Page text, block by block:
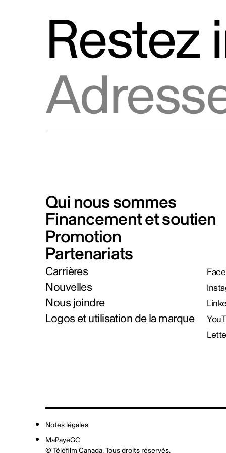
Restez
Qui nous sommes
Financement et soutien
Promotion
Partenariats
Carrières
Nouvelles
Nous joindre
Logos et utilisation de la marque
Notes légales
MaPayeGC
© Téléfilm Canada. Tous droits réservés.